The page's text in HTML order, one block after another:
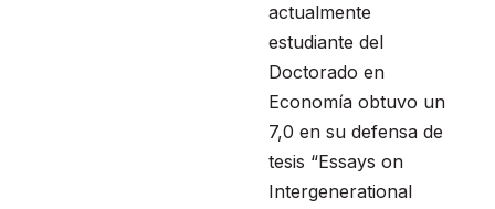
actualmente
estudiante del
Doctorado en
Economía obtuvo un
7,0 en su defensa de
tesis “Essays on
Intergenerational